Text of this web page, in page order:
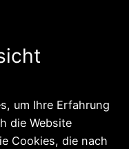
um Ihre Erfahrung
die Website
Cookies, die nach